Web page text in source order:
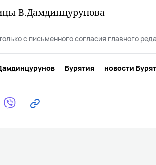
В.Дамдинцурунова
с письменного согласия главного
Бурятия новости